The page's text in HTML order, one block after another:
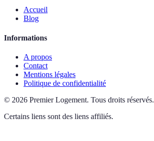
Accueil
Blog
Informations
A propos
Contact
Mentions légales
Politique de confidentialité
© 2026 Premier Logement. Tous droits réservés.
Certains liens sont des liens affiliés.